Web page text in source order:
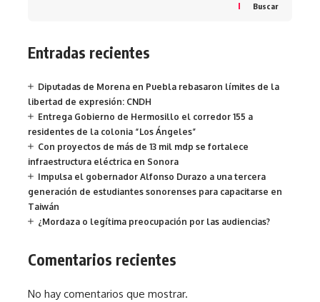
Buscar
Entradas recientes
Diputadas de Morena en Puebla rebasaron límites de la
libertad de expresión: CNDH
Entrega Gobierno de Hermosillo el corredor 155 a
residentes de la colonia “Los Ángeles”
Con proyectos de más de 13 mil mdp se fortalece
infraestructura eléctrica en Sonora
Impulsa el gobernador Alfonso Durazo a una tercera
generación de estudiantes sonorenses para capacitarse en
Taiwán
¿Mordaza o legítima preocupación por las audiencias?
Comentarios recientes
No hay comentarios que mostrar.